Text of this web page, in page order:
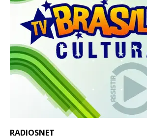
RADIOSNET